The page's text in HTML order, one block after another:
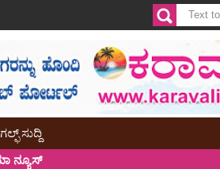
ಗಲ್ಫ್ ಸುದ್ದಿ
ನ್ಯೂಸ್